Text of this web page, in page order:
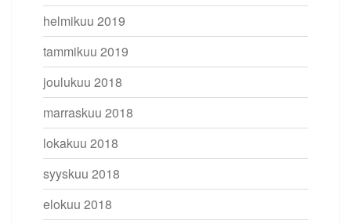
helmikuu 2019
tammikuu 2019
joulukuu 2018
marraskuu 2018
lokakuu 2018
syyskuu 2018
elokuu 2018